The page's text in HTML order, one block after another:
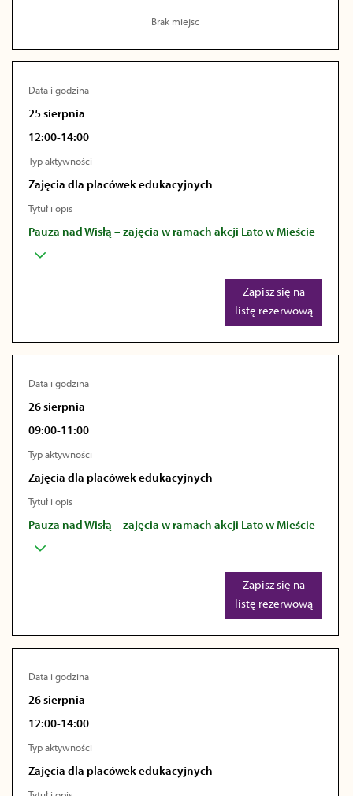
Brak miejsc
Data i godzina
25 sierpnia
12:00-14:00
Typ aktywności
Zajęcia dla placówek edukacyjnych
Tytuł i opis
Pauza nad Wisłą – zajęcia w ramach akcji Lato w Mieście
Zapisz się na
listę rezerwową
Data i godzina
26 sierpnia
09:00-11:00
Typ aktywności
Zajęcia dla placówek edukacyjnych
Tytuł i opis
Pauza nad Wisłą – zajęcia w ramach akcji Lato w Mieście
Zapisz się na
listę rezerwową
Data i godzina
26 sierpnia
12:00-14:00
Typ aktywności
Zajęcia dla placówek edukacyjnych